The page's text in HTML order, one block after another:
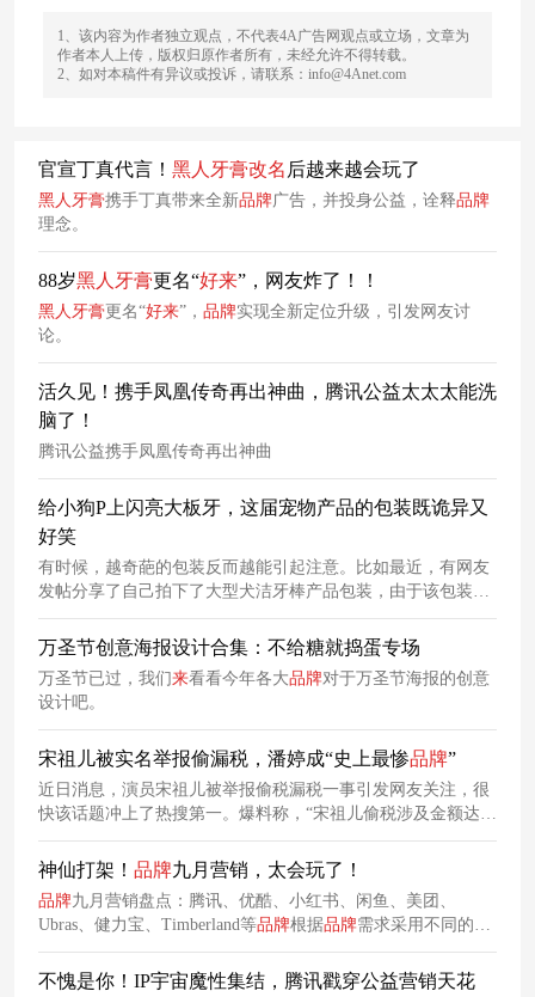
1、该内容为作者独立观点，不代表4A广告网观点或立场，文章为
作者本人上传，版权归原作者所有，未经允许不得转载。
2、如对本稿件有异议或投诉，请联系：info@4Anet.com
官宣丁真代言！ 黑人 牙膏改名 后越来越会玩了
黑人 牙膏携手丁真带来全新品牌广告，并投身公益，诠释品牌
理念。
88岁黑人 牙膏更名“好来”，网友炸了！！
黑人 牙膏更名“好来”， 品牌实现全新定位升级，引发网友讨
论。
活久见！携手凤凰传奇再出神曲，腾讯公益太太太能洗
脑了！
腾讯公益携手凤凰传奇再出神曲
给小狗P上闪亮大板牙，这届宠物产品的包装既诡异又
好笑
有时候，越奇葩的包装反而越能引起注意。比如最近，有网友
发帖分享了自己拍下了大型犬洁牙棒产品包装，由于该包装直
接给狗P上了人类的大板牙，而且还有闪闪发亮的笑容特效，
整个画面过于诡异，立刻引发了网友围观。
万圣节创意海报设计合集：不给糖就捣蛋专场
万圣节已过，我们来看看今年各大品牌对于万圣节海报的创意
设计吧。
宋祖儿被实名举报偷漏税，潘婷成“史上最惨品牌”
近日消息，演员宋祖儿被举报偷税漏税一事引发网友关注，很
快该话题冲上了热搜第一。爆料称，“宋祖儿偷税涉及金额达
4500万，已经被约谈。”在被爆出偷税漏税的前一天，潘婷刚刚
官宣宋祖儿为其代言人。如今，潘婷已经将宋祖儿官宣微博删
除了。
神仙打架！ 品牌九月营销，太会玩了！
品牌九月营销盘点：腾讯、优酷、小红书、闲鱼、美团、
Ubras、健力宝、Timberland等品牌根据品牌需求采用不同的营
销策略，推广品牌态度，提升品牌内涵，拉近与消费者之间的
联系。
不愧是你！IP宇宙魔性集结，腾讯戳穿公益营销天花